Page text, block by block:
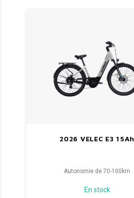
2026 VELEC E3 15Ah
Autonomie de 70-100km
En stock